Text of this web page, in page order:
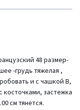
48 размер-
-грудь тяжелая ,
и с чашкой В,
косточками, застежка
см тянется.